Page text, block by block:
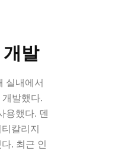
발
실내에서
발했다.
용했다. 덴
칼리지
. 최근 인